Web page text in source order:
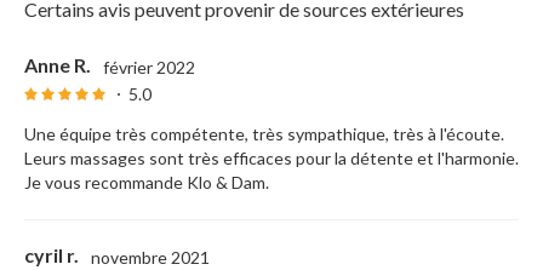
Certains avis peuvent provenir de sources extérieures
Anne R.
février 2022
5.0
Une équipe très compétente, très sympathique, très à l'écoute.
Leurs massages sont très efficaces pour la détente et l'harmonie.
Je vous recommande Klo & Dam.
cyril r.
novembre 2021